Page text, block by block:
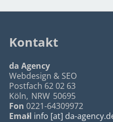
Kontakt
da Agency
Webdesign & SEO
Postfach 62 02 63
Köln, NRW 50695
Fon 0221-64309972
Email info [at] da-